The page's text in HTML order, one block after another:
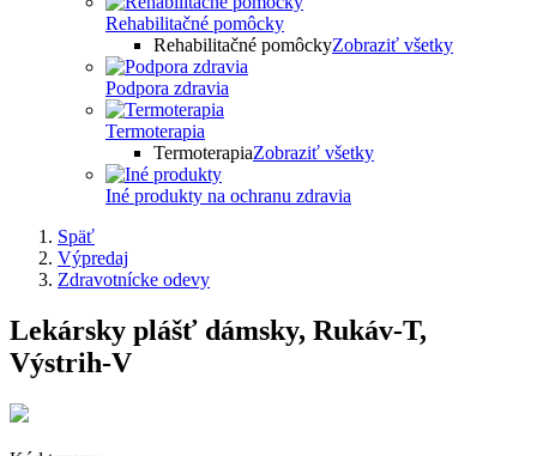
Rehabilitačné pomôcky
Rehabilitačné pomôckyZobraziť všetky
Podpora zdravia
Termoterapia
TermoterapiaZobraziť všetky
Iné produkty na ochranu zdravia
Späť
Výpredaj
Zdravotnícke odevy
Lekársky plášť dámsky, Rukáv-T,
Výstrih-V